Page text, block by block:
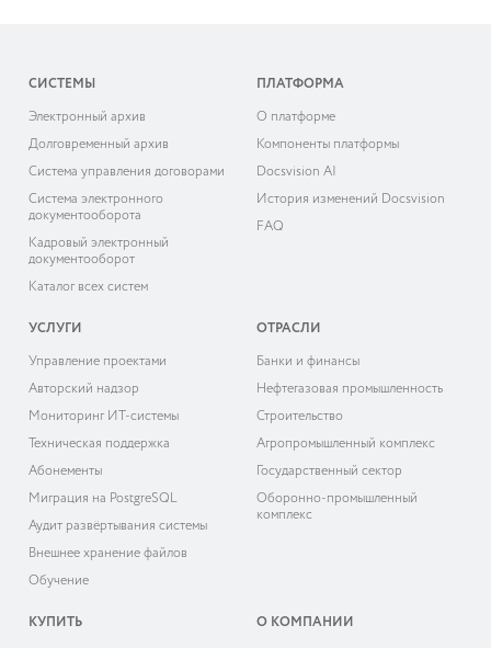
СИСТЕМЫ
Электронный архив
Долговременный архив
Система управления договорами
Система электронного
документооборота
Кадровый электронный
документооборот
Каталог всех систем
ПЛАТФОРМА
О платформе
Компоненты платформы
Docsvision AI
История изменений Docsvision
FAQ
УСЛУГИ
Управление проектами
Авторский надзор
Мониторинг ИТ-системы
Техническая поддержка
Абонементы
Миграция на PostgreSQL
Аудит развёртывания системы
Внешнее хранение файлов
Обучение
ОТРАСЛИ
Банки и финансы
Нефтегазовая промышленность
Строительство
Агропромышленный комплекс
Государственный сектор
Оборонно-промышленный
комплекс
КУПИТЬ О КОМПАНИИ